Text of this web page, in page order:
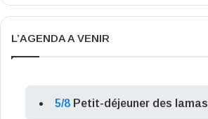
L’AGENDA A VENIR
5/8 Petit-déjeuner des lamas